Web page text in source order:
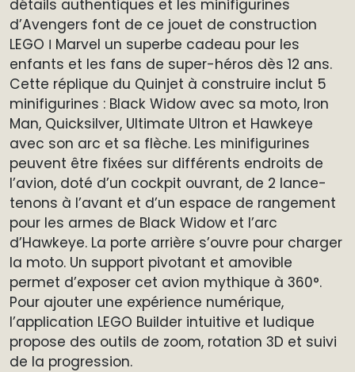
détails authentiques et les minifigurines
d’Avengers font de ce jouet de construction
LEGO ǀ Marvel un superbe cadeau pour les
enfants et les fans de super-héros dès 12 ans.
Cette réplique du Quinjet à construire inclut 5
minifigurines : Black Widow avec sa moto, Iron
Man, Quicksilver, Ultimate Ultron et Hawkeye
avec son arc et sa flèche. Les minifigurines
peuvent être fixées sur différents endroits de
l’avion, doté d’un cockpit ouvrant, de 2 lance-
tenons à l’avant et d’un espace de rangement
pour les armes de Black Widow et l’arc
d’Hawkeye. La porte arrière s’ouvre pour charger
la moto. Un support pivotant et amovible
permet d’exposer cet avion mythique à 360°.
Pour ajouter une expérience numérique,
l’application LEGO Builder intuitive et ludique
propose des outils de zoom, rotation 3D et suivi
de la progression.